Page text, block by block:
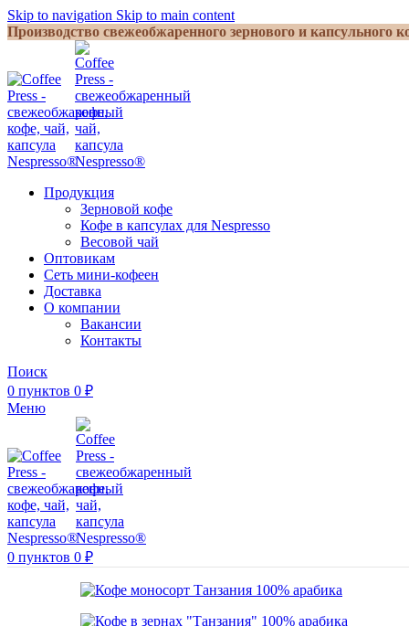
Skip to navigation Skip to main content
Производство свежеобжаренного зернового и капсульного
Продукция
Зерновой кофе
Кофе в капсулах для Nespresso
Весовой чай
Оптовикам
Сеть мини-кофеен
Доставка
О компании
Вакансии
Контакты
Поиск
0 пунктов 0 ₽
Меню
0 пунктов 0 ₽